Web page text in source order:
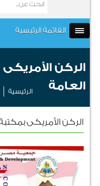
القائمة الرئيسية
الركن
العامة
الرئيسية
الركن الأمريكى